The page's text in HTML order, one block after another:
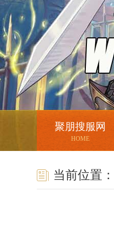
聚朋搜服网
HOME
当前位置：